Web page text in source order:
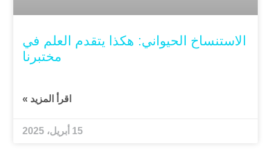
الاستنساخ الحيواني: هكذا يتقدم العلم في
مختبرنا
اقرأ المزيد »
15 أبريل، 2025